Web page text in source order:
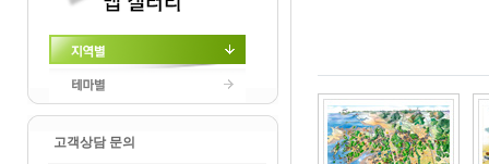
지역별
테마별
고객상담 문의